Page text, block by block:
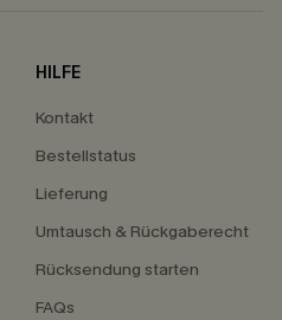
HILFE
Kontakt
Bestellstatus
Lieferung
Umtausch & Rückgaberecht
Rücksendung starten
FAQs